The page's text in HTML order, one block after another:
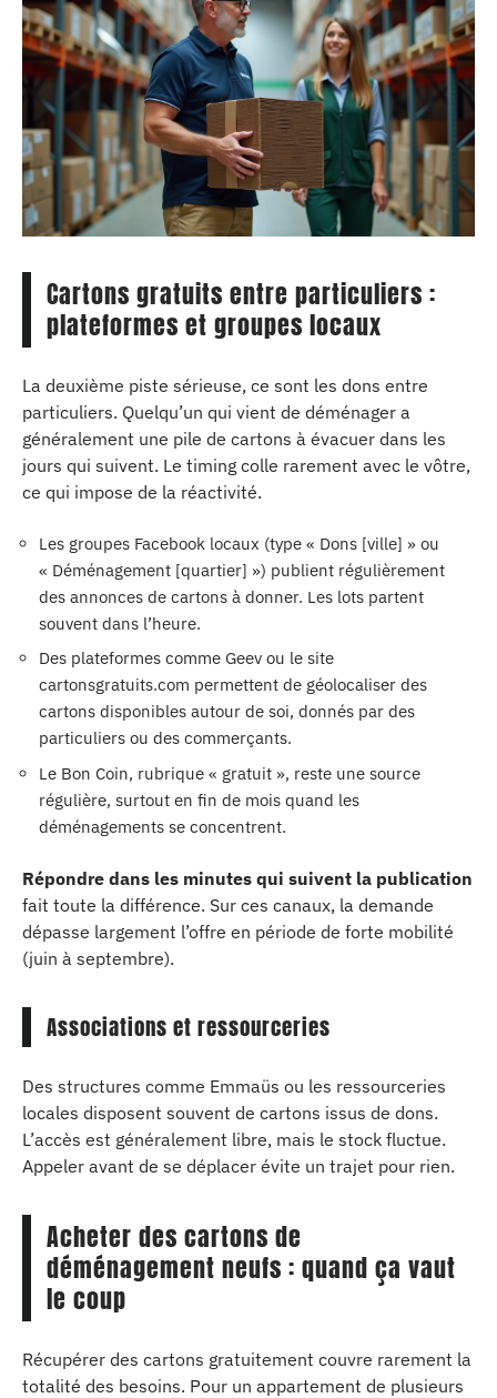
Cartons gratuits entre particuliers :
plateformes et groupes locaux
La deuxième piste sérieuse, ce sont les dons entre
particuliers. Quelqu’un qui vient de déménager a
généralement une pile de cartons à évacuer dans les
jours qui suivent. Le timing colle rarement avec le vôtre,
ce qui impose de la réactivité.
Les groupes Facebook locaux (type « Dons [ville] » ou
« Déménagement [quartier] ») publient régulièrement
des annonces de cartons à donner. Les lots partent
souvent dans l’heure.
Des plateformes comme Geev ou le site
cartonsgratuits.com permettent de géolocaliser des
cartons disponibles autour de soi, donnés par des
particuliers ou des commerçants.
Le Bon Coin, rubrique « gratuit », reste une source
régulière, surtout en fin de mois quand les
déménagements se concentrent.
Répondre dans les minutes qui suivent la publication
fait toute la différence. Sur ces canaux, la demande
dépasse largement l’offre en période de forte mobilité
(juin à septembre).
Associations et ressourceries
Des structures comme Emmaüs ou les ressourceries
locales disposent souvent de cartons issus de dons.
L’accès est généralement libre, mais le stock fluctue.
Appeler avant de se déplacer évite un trajet pour rien.
Acheter des cartons de
déménagement neufs : quand ça vaut
le coup
Récupérer des cartons gratuitement couvre rarement la
totalité des besoins. Pour un appartement de plusieurs